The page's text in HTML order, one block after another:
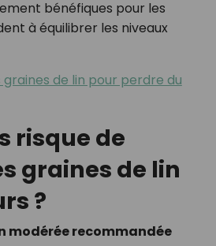
bénéfiques pour les
à équilibrer les niveaux
de lin pour perdre du
risque de
graines de lin
?
modérée recommandée